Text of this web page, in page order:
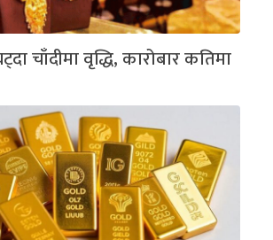
चाँदीमा वृद्धि, कारोबार कतिमा